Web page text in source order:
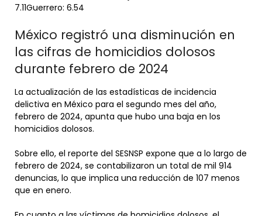
7.11Guerrero: 6.54
México registró una disminución en
las cifras de homicidios dolosos
durante febrero de 2024
La actualización de las estadísticas de incidencia
delictiva en México para el segundo mes del año,
febrero de 2024, apunta que hubo una baja en los
homicidios dolosos.
Sobre ello, el reporte del SESNSP expone que a lo largo de
febrero de 2024, se contabilizaron un total de mil 914
denuncias, lo que implica una reducción de 107 menos
que en enero.